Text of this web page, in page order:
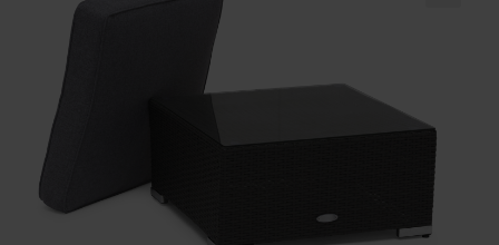
Reklamaatiolomake
Palautuslomake
Blogi